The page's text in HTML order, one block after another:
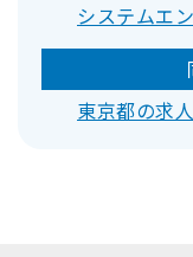
システムエ
東京都の求